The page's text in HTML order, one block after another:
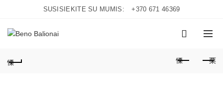
SUSISIEKITE SU MUMIS: +370 671 46369